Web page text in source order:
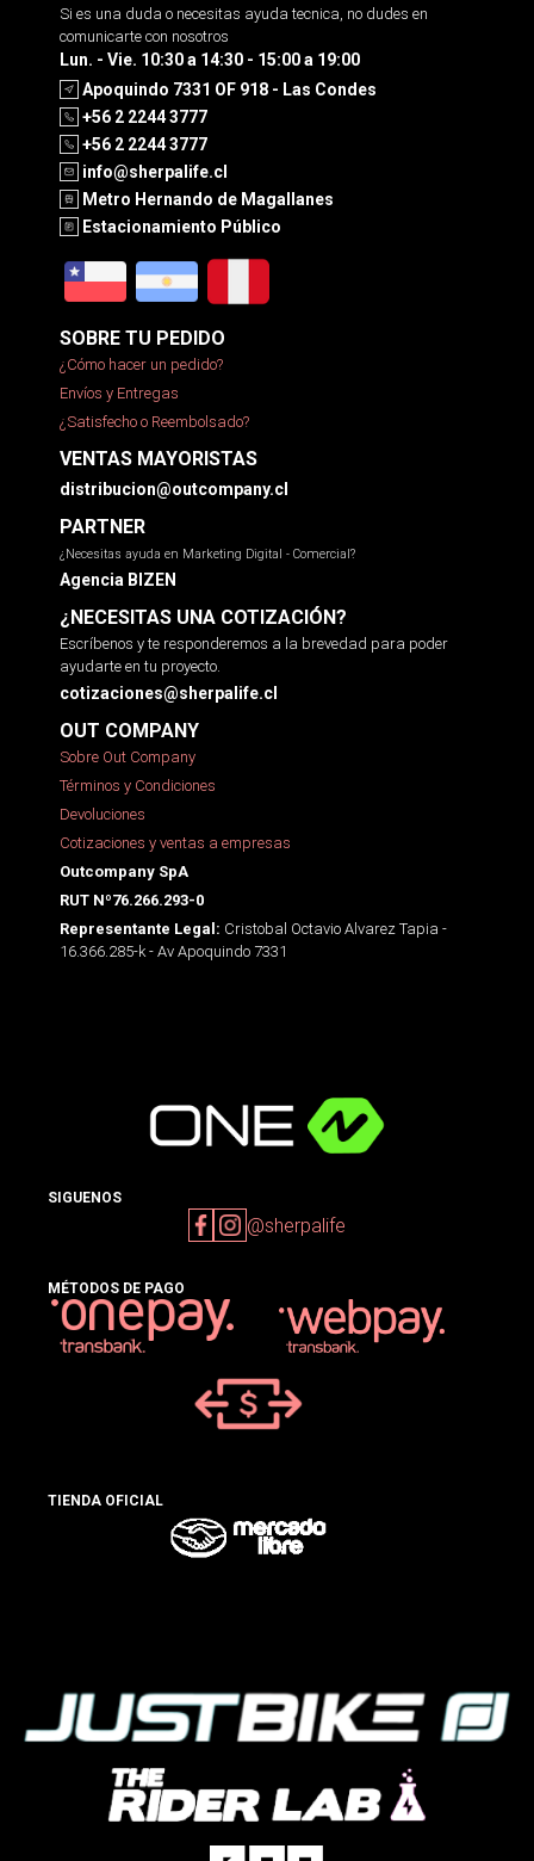
Si es una duda o necesitas ayuda tecnica, no dudes en
comunicarte con nosotros
Lun. - Vie. 10:30 a 14:30 - 15:00 a 19:00
Apoquindo 7331 OF 918 - Las Condes
+56 2 2244 3777
+56 2 2244 3777
info@sherpalife.cl
Metro Hernando de Magallanes
Estacionamiento Público
SOBRE TU PEDIDO
¿Cómo hacer un pedido?
Envíos y Entregas
¿Satisfecho o Reembolsado?
VENTAS MAYORISTAS
distribucion@outcompany.cl
PARTNER
¿Necesitas ayuda en Marketing Digital - Comercial?
Agencia BIZEN
¿NECESITAS UNA COTIZACIÓN?
Escríbenos y te responderemos a la brevedad para poder
ayudarte en tu proyecto.
cotizaciones@sherpalife.cl
OUT COMPANY
Sobre Out Company
Términos y Condiciones
Devoluciones
Cotizaciones y ventas a empresas
Outcompany SpA
RUT Nº76.266.293-0
Representante Legal: Cristobal Octavio Alvarez Tapia -
16.366.285-k - Av Apoquindo 7331
SIGUENOS
@sherpalife
MÉTODOS DE PAGO
TIENDA OFICIAL